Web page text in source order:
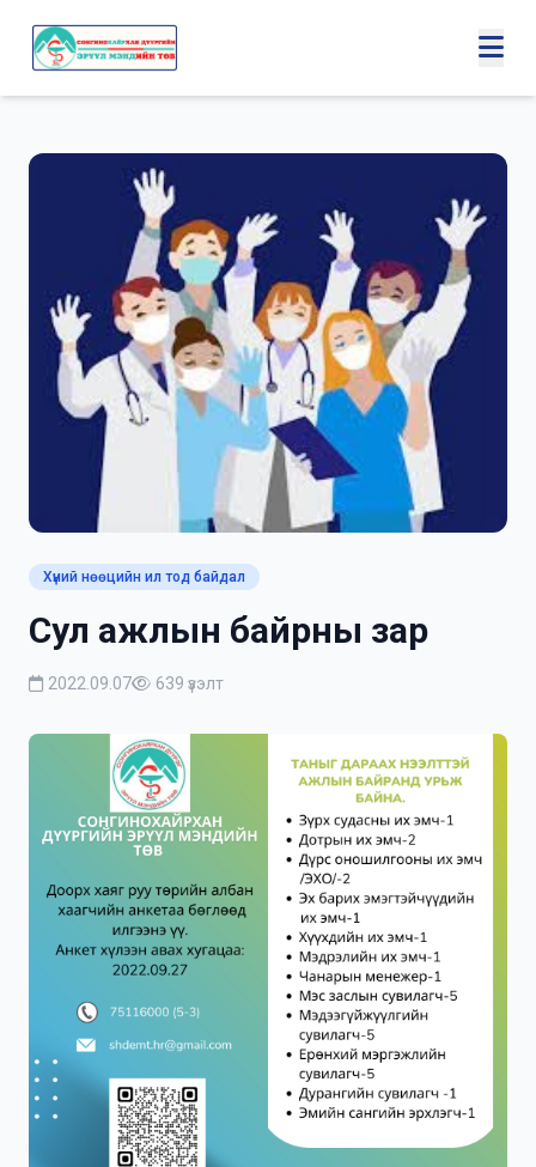
Хүний нөөцийн ил тод байдал
Сул ажлын байрны зар
2022.09.07 639 үзэлт